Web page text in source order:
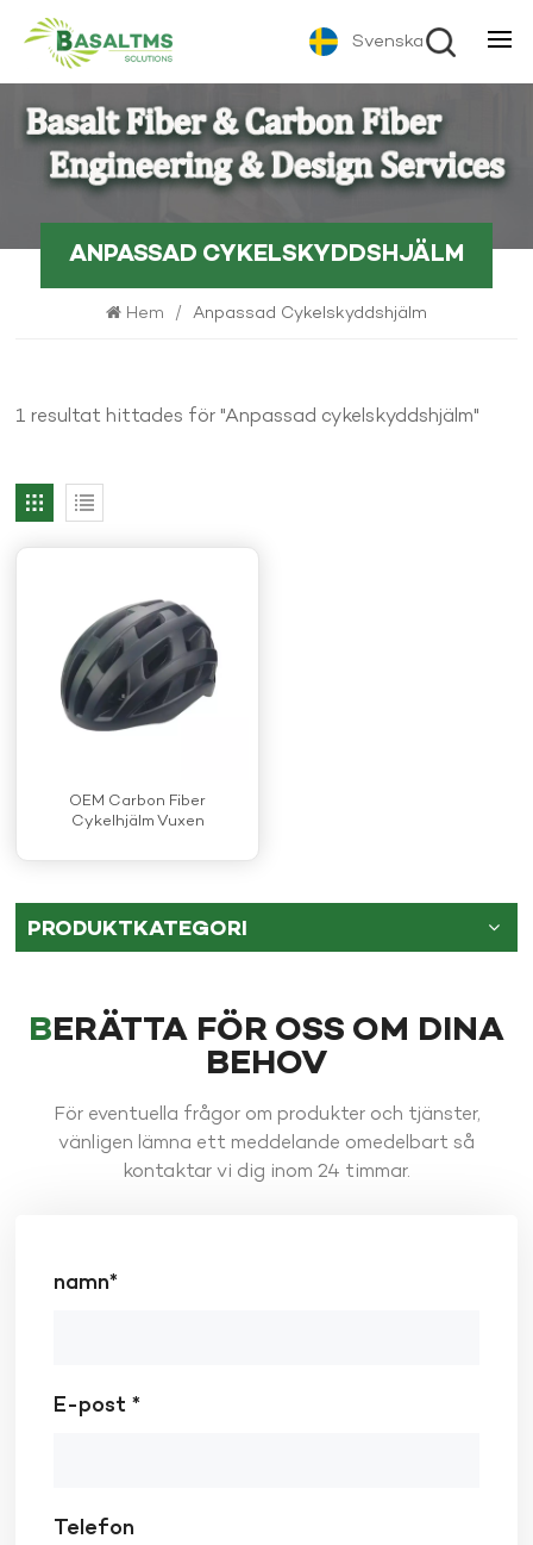
Svenska
ANPASSAD CYKELSKYDDSHJÄLM
Hem / Anpassad Cykelskyddshjälm
1 resultat hittades för "Anpassad cykelskyddshjälm"
OEM Carbon Fiber
Cykelhjälm Vuxen
PRODUKTKATEGORI
BERÄTTA FÖR OSS OM DINA
BEHOV
För eventuella frågor om produkter och tjänster,
vänligen lämna ett meddelande omedelbart så
kontaktar vi dig inom 24 timmar.
namn*
E-post *
Telefon